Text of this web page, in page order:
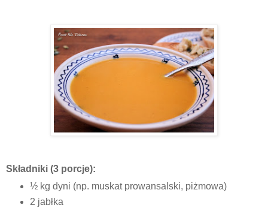
Składniki (3 porcje):
½ kg dyni (np. muskat prowansalski, piżmowa)
2 jabłka